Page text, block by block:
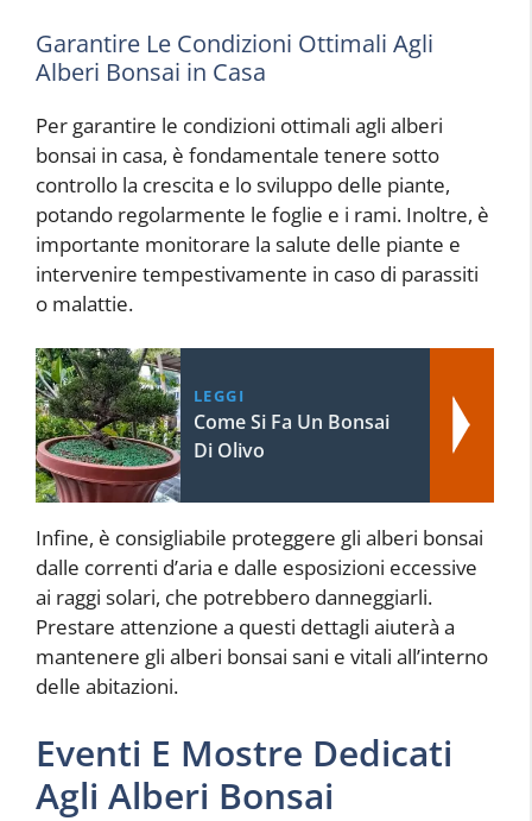
Garantire Le Condizioni Ottimali Agli
Alberi Bonsai in Casa
Per garantire le condizioni ottimali agli alberi
bonsai in casa, è fondamentale tenere sotto
controllo la crescita e lo sviluppo delle piante,
potando regolarmente le foglie e i rami. Inoltre, è
importante monitorare la salute delle piante e
intervenire tempestivamente in caso di parassiti
o malattie.
LEGGI
Come Si Fa Un Bonsai
Di Olivo
Infine, è consigliabile proteggere gli alberi bonsai
dalle correnti d’aria e dalle esposizioni eccessive
ai raggi solari, che potrebbero danneggiarli.
Prestare attenzione a questi dettagli aiuterà a
mantenere gli alberi bonsai sani e vitali all’interno
delle abitazioni.
Eventi E Mostre Dedicati
Agli Alberi Bonsai